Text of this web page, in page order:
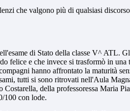
che valgono più di qualsiasi
di Stato della classe V^ ATL.
felice e che invece si trasformò in
hanno affrontato la maturità
tutti si sono ritrovati nell'Aula
della professoressa Maria
100 con lode.